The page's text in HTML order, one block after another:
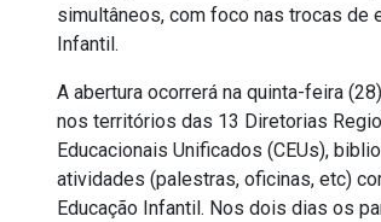
simultâneos, com foco nas trocas de
Infantil.
A abertura ocorrerá na quinta-feira
nos territórios das 13 Diretorias
Educacionais Unificados (CEUs),
atividades (palestras, oficinas, etc)
Educação Infantil. Nos dois dias os